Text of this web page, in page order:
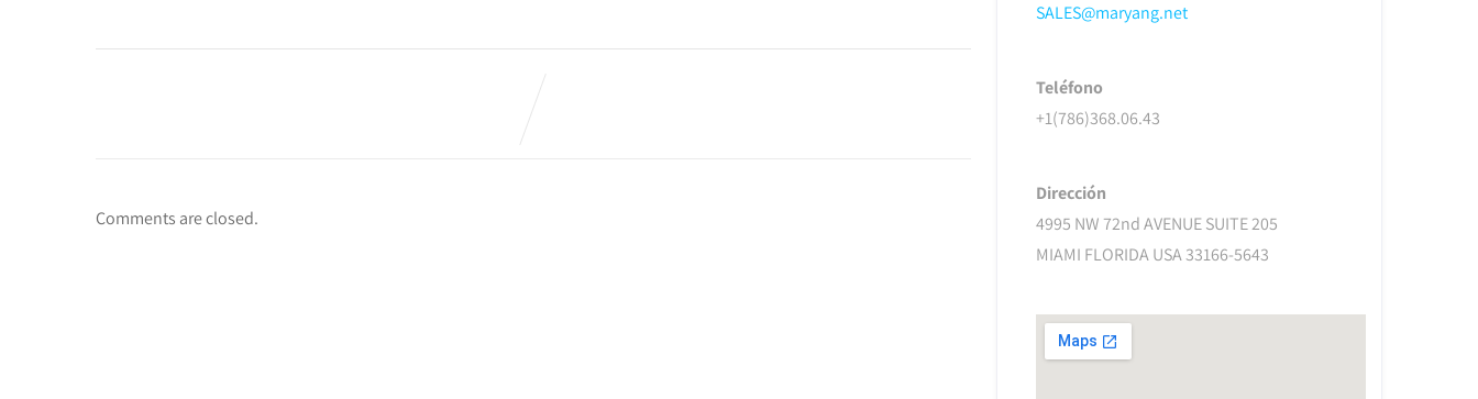
Comments are closed.
SALES@maryang.net
Teléfono
+1(786)368.06.43
Dirección
4995 NW 72nd AVENUE SUITE 205
MIAMI FLORIDA USA 33166-5643